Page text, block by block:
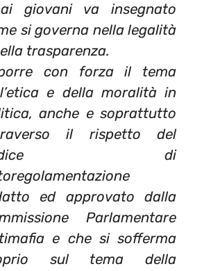
giovani va insegnato
si governa nella legalità
trasparenza.
con forza il tema
e della moralità in
anche e soprattutto
il rispetto del
di
ed approvato dalla
Parlamentare
e che si sofferma
sul tema della